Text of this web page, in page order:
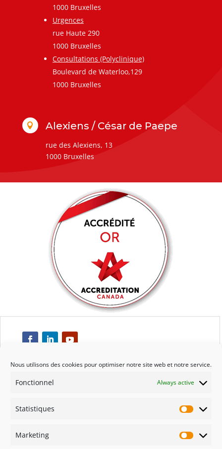
Nous utilisons des cookies pour optimiser notre site web et notre service.
Fonctionnel Always active
Statistiques
Marketing
1000 Bruxelles
Urgences
rue Haute 290
1000 Bruxelles
Consultations (Polyclinique)
Boulevard de Waterloo,129
1000 Bruxelles
 Alexiens / César de Paepe
rue des Alexiens, 13
1000 Bruxelles
Respect
Engagement
Qualité